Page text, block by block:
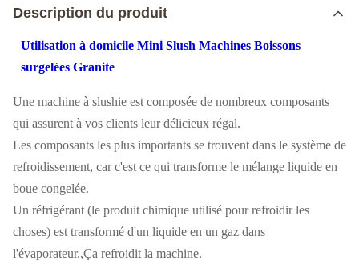
Description du produit
Utilisation à domicile Mini Slush Machines Boissons
surgelées Granite
Une machine à slushie est composée de nombreux composants
qui assurent à vos clients leur délicieux régal.
Les composants les plus importants se trouvent dans le système de
refroidissement, car c'est ce qui transforme le mélange liquide en
boue congelée.
Un réfrigérant (le produit chimique utilisé pour refroidir les
choses) est transformé d'un liquide en un gaz dans
l'évaporateur.,Ça refroidit la machine.